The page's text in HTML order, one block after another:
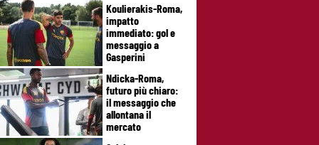
Koulierakis-Roma,
impatto
immediato: gol e
messaggio a
Gasperini
Ndicka-Roma,
futuro più chiaro:
il messaggio che
allontana il
mercato